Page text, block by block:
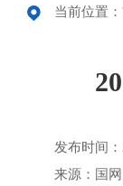
当前位置：
发布时间
来源：国